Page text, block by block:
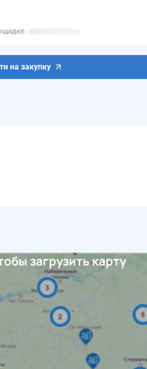
на закупку
загрузить карту